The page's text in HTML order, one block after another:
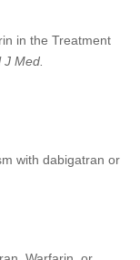
in the Treatment
J Med.
with dabigatran or